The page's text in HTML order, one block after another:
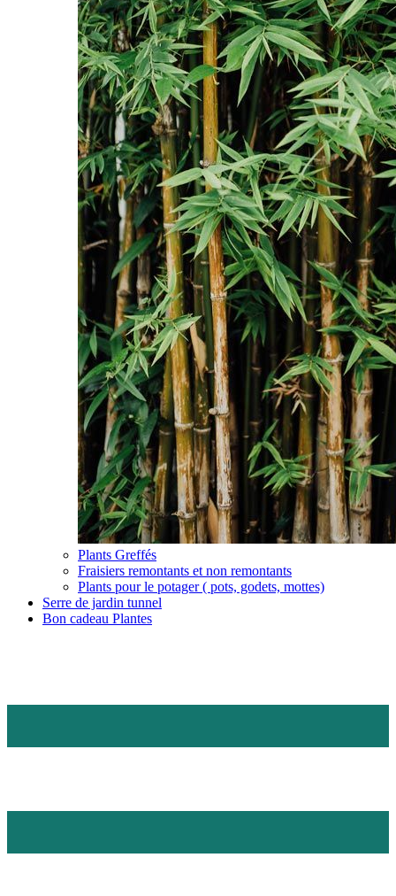
Plants Greffés
Fraisiers remontants et non remontants
Plants pour le potager ( pots, godets, mottes)
Serre de jardin tunnel
Bon cadeau Plantes